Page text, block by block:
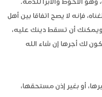
فإنه لا يصح اتفاقا بين أهل
ويمكنك أن تسقط دينك عليه،
لك أجرها إن شاء الله
أو بغير إذن مستحقها،